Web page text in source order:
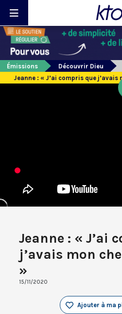
Émissions
Découvrir Dieu
Jeanne : « J’ai compris que
Jeanne : « J’ai
j’avais mon
»
15/11/2020
Ajouter à ma